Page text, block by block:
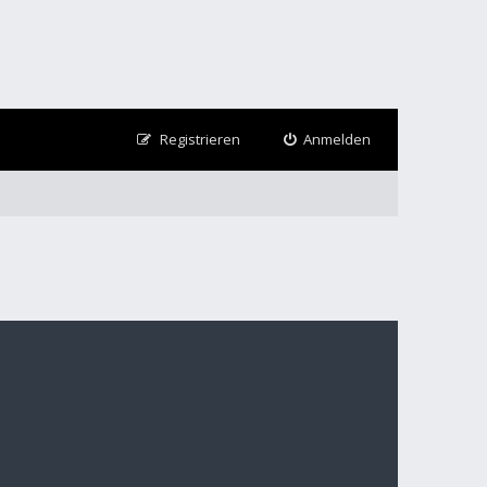
Anmelden
Registrieren